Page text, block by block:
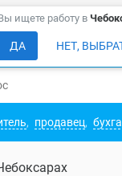
ищете работу в
ДА НЕТ,
, продавец,